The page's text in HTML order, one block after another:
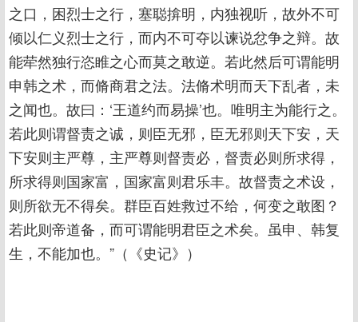
之口，困烈士之行，塞聪揜明，内独视听，故外不可
倾以仁义烈士之行，而内不可夺以谏说忿争之辩。故
能荦然独行恣睢之心而莫之敢逆。若此然后可谓能明
申韩之术，而脩商君之法。法脩术明而天下乱者，未
之闻也。故曰：‘王道约而易操’也。唯明主为能行之。
若此则谓督责之诚，则臣无邪，臣无邪则天下安，天
下安则主严尊，主严尊则督责必，督责必则所求得，
所求得则国家富，国家富则君乐丰。故督责之术设，
则所欲无不得矣。群臣百姓救过不给，何变之敢图？
若此则帝道备，而可谓能明君臣之术矣。虽申、韩复
生，不能加也。”（《史记》）